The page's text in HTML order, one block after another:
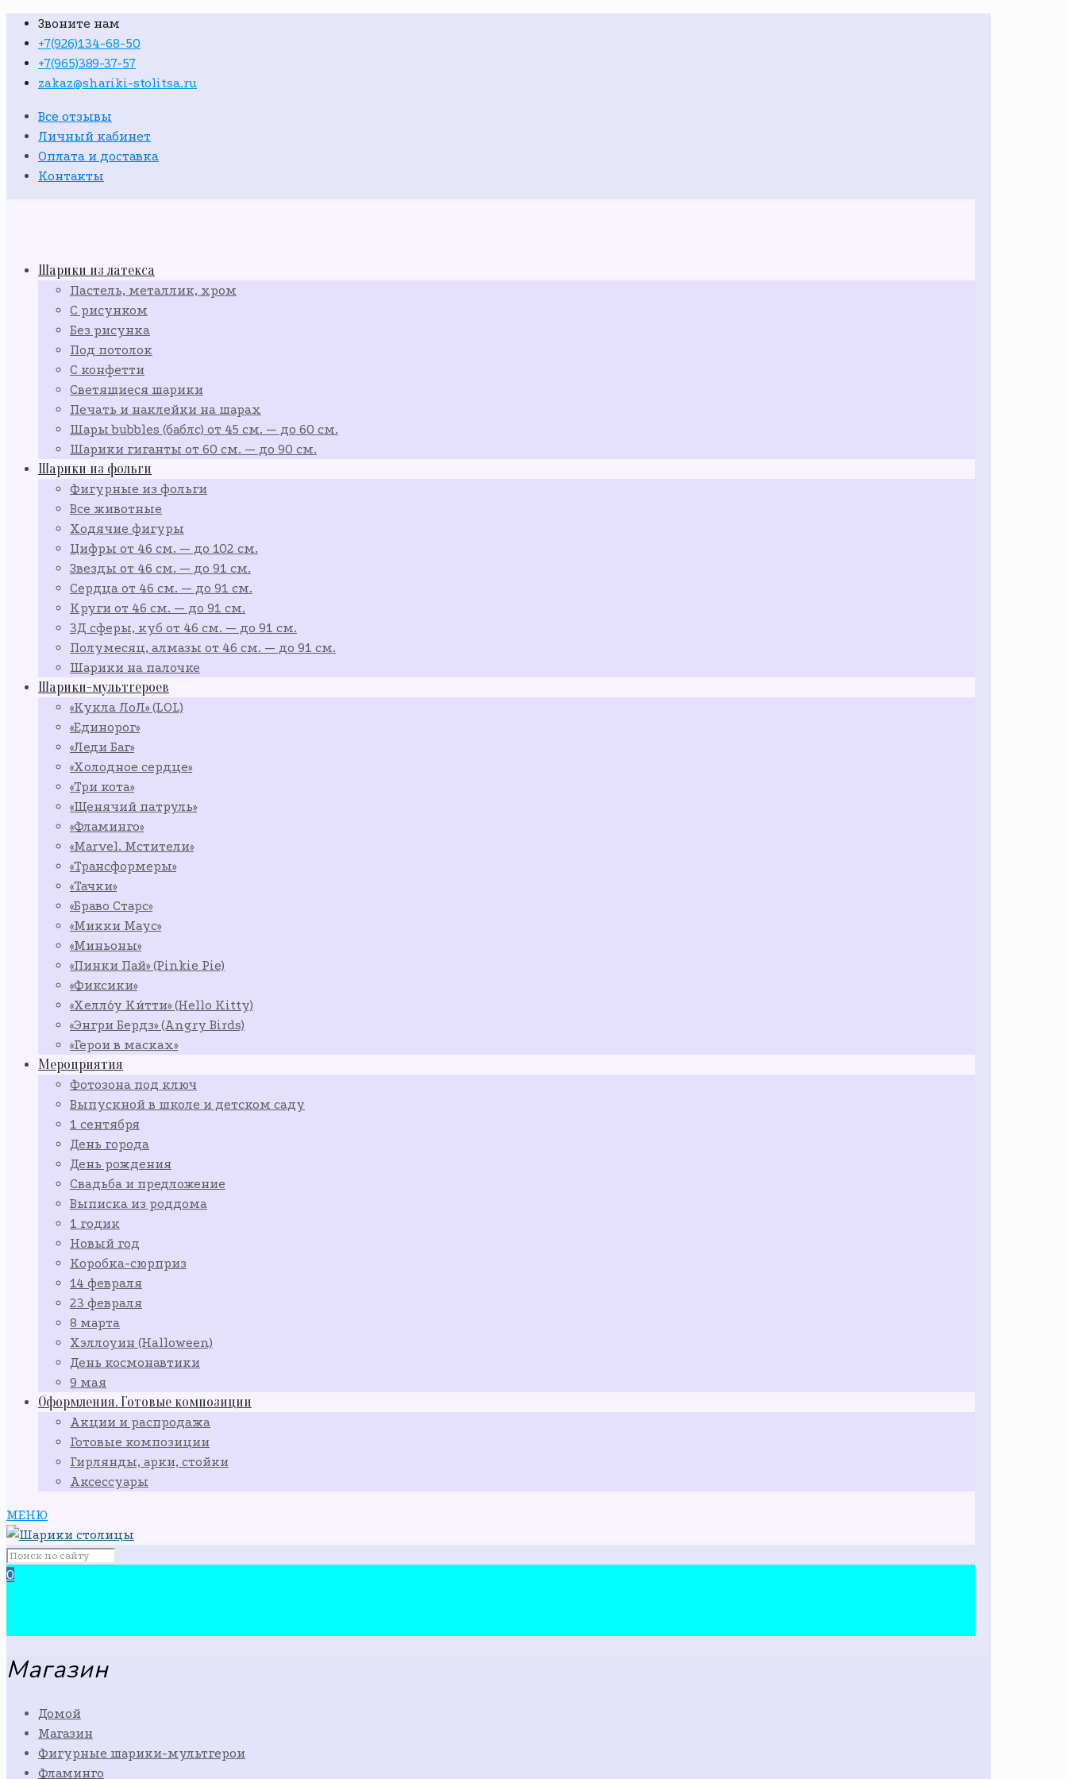
Звоните нам
+7(926)134-68-50
+7(965)389-37-57
zakaz@shariki-stolitsa.ru
Все отзывы
Личный кабинет
Оплата и доставка
Контакты
Шарики из латекса
Пастель, металлик, хром
С рисунком
Без рисунка
Под потолок
С конфетти
Светящиеся шарики
Печать и наклейки на шарах
Шары bubbles (баблс) от 45 см. — до 60 см.
Шарики гиганты от 60 см. — до 90 см.
Шарики из фольги
Фигурные из фольги
Все животные
Ходячие фигуры
Цифры от 46 см. — до 102 см.
Звезды от 46 см. — до 91 см.
Сердца от 46 см. — до 91 см.
Круги от 46 см. — до 91 см.
3Д сферы, куб от 46 см. — до 91 см.
Полумесяц, алмазы от 46 см. — до 91 см.
Шарики на палочке
Шарики-мультгероев
«Кукла ЛоЛ» (LOL)
«Единорог»
«Леди Баг»
«Холодное сердце»
«Три кота»
«Щенячий патруль»
«Фламинго»
«Marvel. Мстители»
«Трансформеры»
«Тачки»
«Браво Старс»
«Микки Маус»
«Миньоны»
«Пинки Пай» (Pinkie Pie)
«Фиксики»
«Хелло́у Ки́тти» (Hello Kitty)
«Энгри Бердз» (Angry Birds)
«Герои в масках»
Мероприятия
Фотозона под ключ
Выпускной в школе и детском саду
1 сентября
День города
День рождения
Свадьба и предложение
Выписка из роддома
1 годик
Новый год
Коробка-сюрприз
14 февраля
23 февраля
8 марта
Хэллоуин (Halloween)
День космонавтики
9 мая
Оформления. Готовые композиции
Акции и распродажа
Готовые композиции
Гирлянды, арки, стойки
Аксессуары
МЕНЮ
0
Магазин
Домой
Магазин
Фигурные шарики-мультгерои
Фламинго